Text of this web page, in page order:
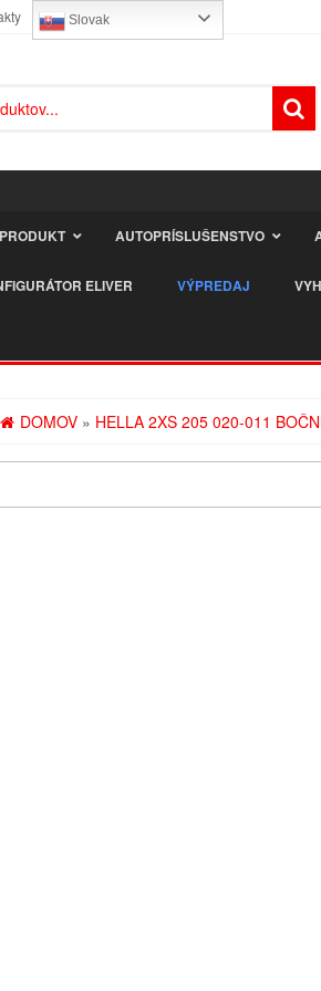
Slovak
AUTOPRÍSLUŠENSTVO
ELIVER VÝPREDAJ
DOMOV » HELLA 2XS 205 020-011